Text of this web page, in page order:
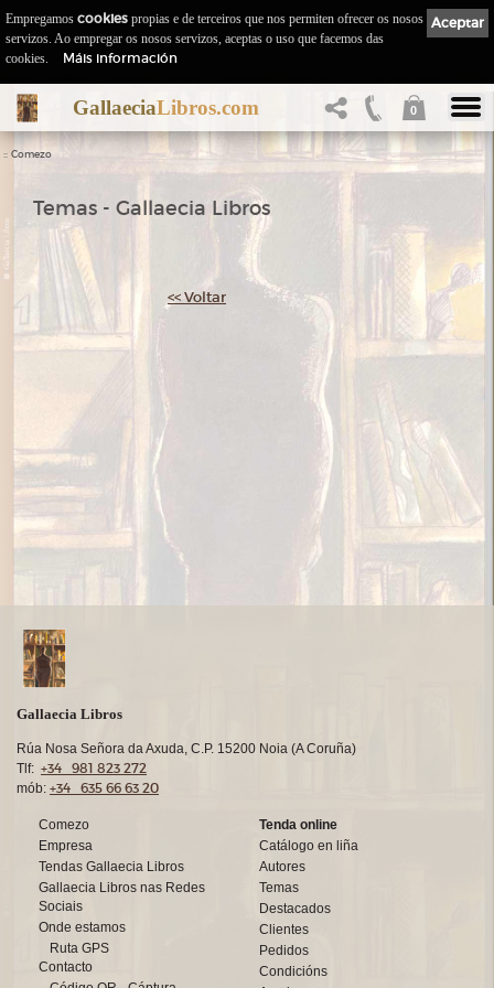
GallaeciaLibros.com 0
:: Comezo
Temas - Gallaecia Libros
<< Voltar
Gallaecia Libros
Rúa Nosa Señora da Axuda, C.P. 15200 Noia (A Coruña)
Tlf: +34 981 823 272
mób: +34 635 66 63 20
Comezo
Empresa
Tendas Gallaecia Libros
Gallaecia Libros nas Redes
Sociais
Onde estamos
Ruta GPS
Contacto
Tenda online
Catálogo en liña
Autores
Temas
Destacados
Clientes
Pedidos
Condicións
Aceptar
Empregamos cookies propias e de terceiros que nos permiten ofrecer os nosos
servizos. Ao empregar os nosos servizos, aceptas o uso que facemos das
cookies.
Máis información